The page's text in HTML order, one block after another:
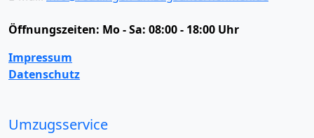
Öffnungszeiten: Mo - Sa: 08:00 - 18:00 Uhr
Impressum
Datenschutz
Umzugsservice